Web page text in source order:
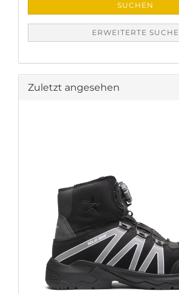
SUCHEN
ERWEITERTE SUCHE
Zuletzt angesehen